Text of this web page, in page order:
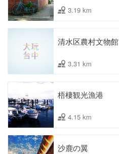
3.19 km
清水区農村文物館
3.31 km
梧棲観光漁港
4.15 km
沙鹿の翼